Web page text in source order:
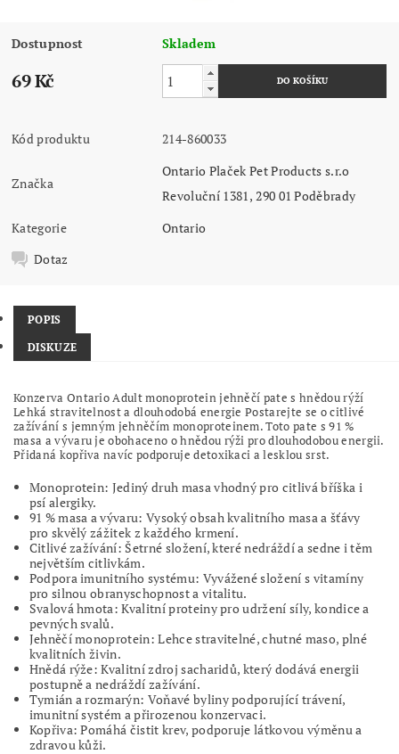
Dostupnost Skladem
69 Kč
Kód produktu 214-860033
Značka
Ontario Plaček Pet Products s.r.o
Revoluční 1381, 290 01 Poděbrady
Kategorie
Ontario
Dotaz
POPIS
DISKUZE
Konzerva Ontario Adult monoprotein jehněčí pate s hnědou rýží
Lehká stravitelnost a dlouhodobá energie Postarejte se o citlivé
zažívání s jemným jehněčím monoproteinem. Toto pate s 91 %
masa a vývaru je obohaceno o hnědou rýži pro dlouhodobou energii.
Přidaná kopřiva navíc podporuje detoxikaci a lesklou srst.
Monoprotein: Jediný druh masa vhodný pro citlivá bříška i
psí alergiky.
91 % masa a vývaru: Vysoký obsah kvalitního masa a šťávy
pro skvělý zážitek z každého krmení.
Citlivé zažívání: Šetrné složení, které nedráždí a sedne i těm
největším citlivkám.
Podpora imunitního systému: Vyvážené složení s vitamíny
pro silnou obranyschopnost a vitalitu.
Svalová hmota: Kvalitní proteiny pro udržení síly, kondice a
pevných svalů.
Jehněčí monoprotein: Lehce stravitelné, chutné maso, plné
kvalitních živin.
Hnědá rýže: Kvalitní zdroj sacharidů, který dodává energii
postupně a nedráždí zažívání.
Tymián a rozmarýn: Voňavé byliny podporující trávení,
imunitní systém a přirozenou konzervaci.
Kopřiva: Pomáhá čistit krev, podporuje látkovou výměnu a
zdravou kůži.